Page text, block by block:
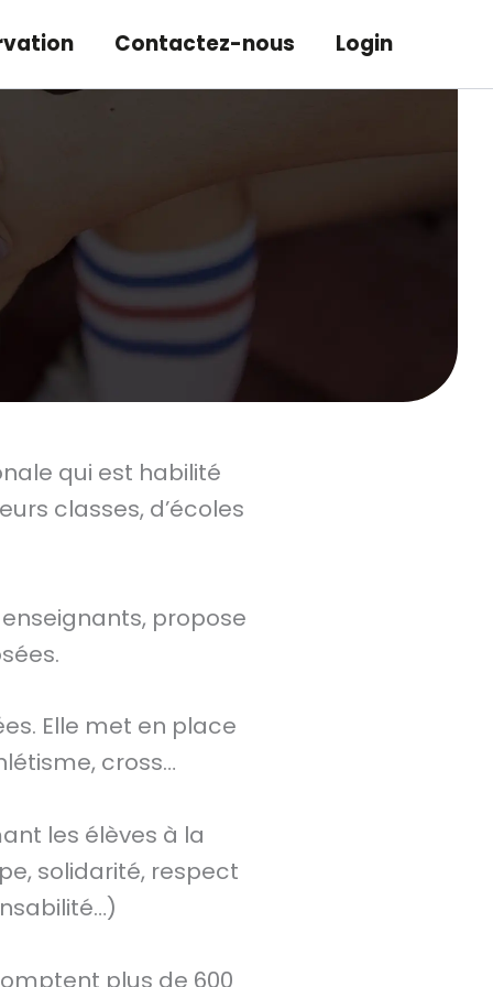
Contactez-nous Login
qui est habilité
classes, d’écoles
propose
Elle met en place
cross…
les élèves à la
solidarité, respect
plus de 600